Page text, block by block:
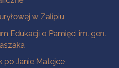
w Zalipiu
Edukacji o Pamięci im. gen.
po Janie Matejce